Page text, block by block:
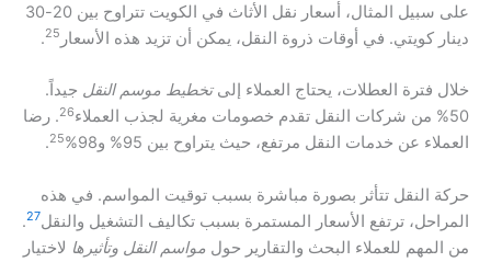
على سبيل المثال، أسعار نقل الأثاث في الكويت تتراوح بين 20-30
دينار كويتي. في أوقات ذروة النقل، يمكن أن تزيد هذه الأسعار 25
.
خلال فترة العطلات، يحتاج العملاء إلىتخطيط موسم النقل جيداً.
50% من شركات النقل تقدم خصومات مغرية لجذب العملاء
26. رضا
العملاء عن خدمات النقل مرتفع، حيث يتراوح بين 95% و98%
25
.
حركة النقل تتأثر بصورة مباشرة بسبب توقيت المواسم. في هذه
المراحل، ترتفع الأسعار المستمرة بسبب تكاليف التشغيل والنقل27
.
من المهم للعملاء البحث والتقارير حول مواسم النقل وتأثيرها لاختيار